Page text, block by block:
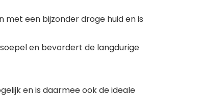
met een bijzonder droge huid en is
en bevordert de langdurige
en is daarmee ook de ideale